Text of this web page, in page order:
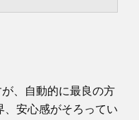
、自動的に最良の方
安心感がそろってい